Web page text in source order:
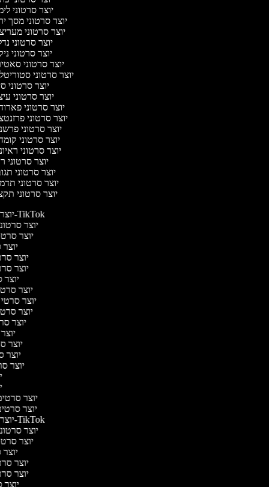
יוצר סרטוני
יוצר סרטוני מסך
יוצר סרטוני
יוצר סרטוני
יוצר סרטוני
יוצר סרטוני
יוצר סרטוני
יוצר סרטוני
יוצר סרטוני
יוצר סרטוני
יוצר סרטוני
יוצר סרטוני
יוצר סרטוני
יוצר סרטוני
יוצר סרטוני
יוצר סרטוני
יוצר סרטוני
יוצר סרטוני
יוצר סרטונים ל-TikTok
יוצר
יוצר
יוצר
יוצר
יוצר
יוצר
יוצר סרטי
יוצר
יוצר
יוצר
יוצר
יוצר
יוצר
יוצר
יוצר סרטונים ל-TikTok
יוצר
יוצר
יוצר
יוצר
יוצר